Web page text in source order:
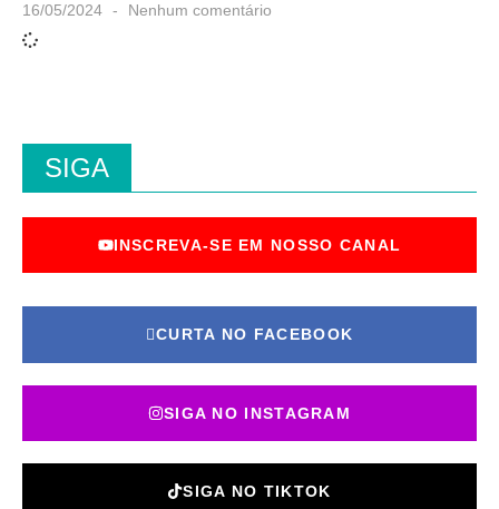
16/05/2024 Nenhum comentário
SIGA
INSCREVA-SE EM NOSSO CANAL
CURTA NO FACEBOOK
SIGA NO INSTAGRAM
SIGA NO TIKTOK